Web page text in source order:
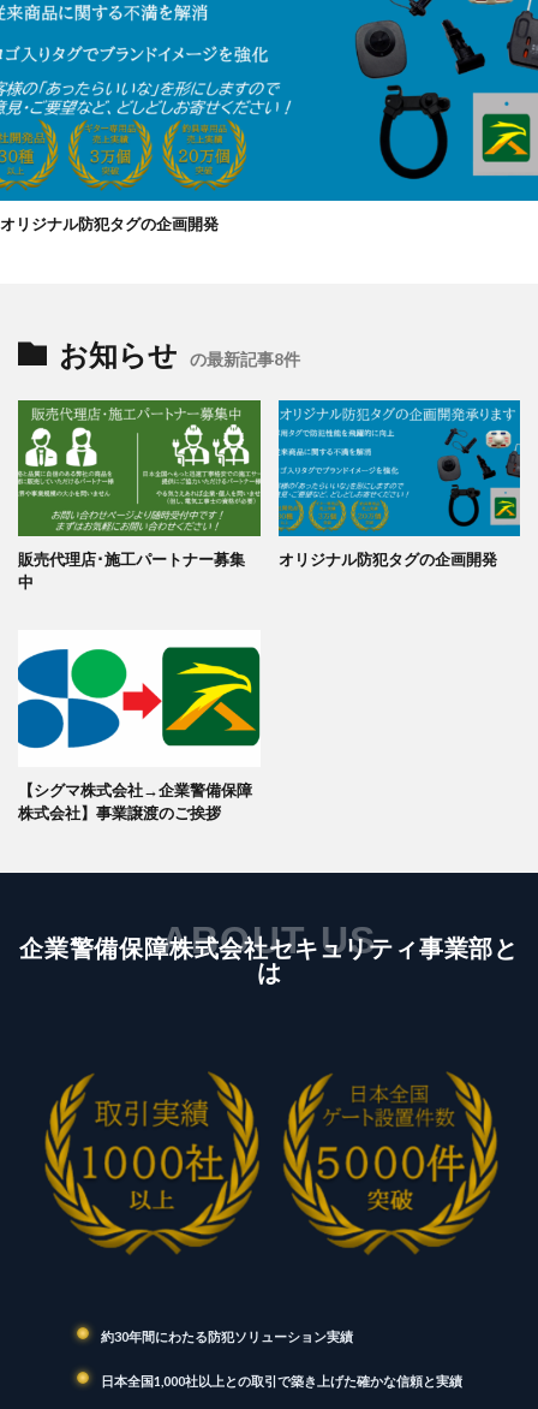
オリジナル防犯タグの企画開発
お知らせ の最新記事8件
販売代理店･施工パートナー募集
中
オリジナル防犯タグの企画開発
【シグマ株式会社→企業警備保障
株式会社】事業譲渡のご挨拶
ABOUT US
企業警備保障株式会社セキュリティ事業部と
は
約30年間にわたる防犯ソリューション実績
日本全国1,000社以上との取引で築き上げた確かな信頼と実績